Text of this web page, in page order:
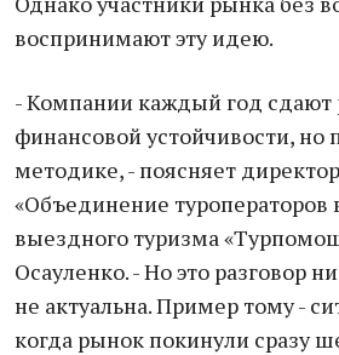
воспринимают эту идею.
- Компании каждый год сдают
финансовой устойчивости, но
методике, - поясняет
«Объединение туроператоров
выездного туризма
Осауленко. - Но это разговор
не актуальна. Пример тому -
когда рынок покинули сразу